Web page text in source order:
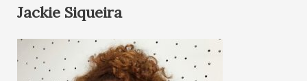
Jackie Siqueira